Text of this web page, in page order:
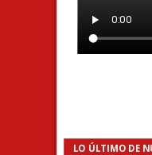
LO ÚLTIMO DE